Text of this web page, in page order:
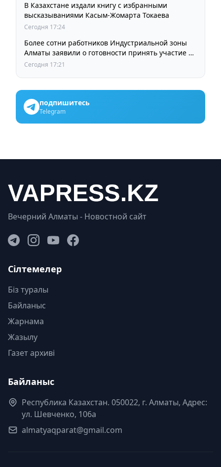
В Казахстане издали книгу с избранными
высказываниями Касым-Жомарта Токаева
Сегодня 17:24
Более сотни работников Индустриальной зоны
Алматы заявили о готовности принять участие в
выборах членов Курылтая
Сегодня 17:21
подпишитесь
Telegram
Вечерний Алматы - Новостной сайт
Сілтемелер
Біз туралы
Байланыс
Жарнама
Жазылу
Газет архиві
Байланыс
Республика Казахстан. 050022, г. Алматы, Адрес:
ул. Шевченко, 106а
almatyaqparat@gmail.com